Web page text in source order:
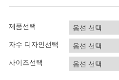
제품선택
자수 디자인선택
사이즈선택